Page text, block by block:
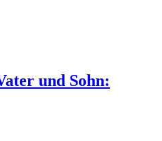
und Sohn: